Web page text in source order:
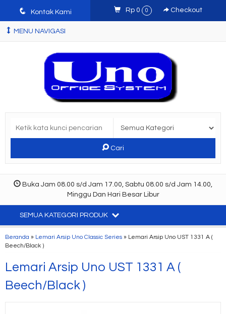
q Kontak Kami Rp 0 0 Checkout
MENU NAVIGASI
Cari
Buka Jam 08.00 s/d Jam 17.00, Sabtu 08.00 s/d Jam 14.00,
Minggu Dan Hari Besar Libur
SEMUA KATEGORI PRODUK
Beranda » Lemari Arsip Uno Classic Series » Lemari Arsip Uno UST 1331 A (
Beech/Black )
Lemari Arsip Uno UST 1331 A (
Beech/Black )